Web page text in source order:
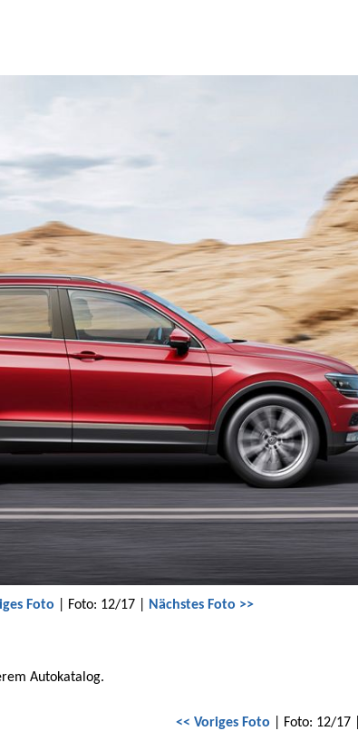
Foto | Foto: 12/17 |
Nächstes Foto >>
Autokatalog.
<< Voriges Foto | Foto: 12/17 |